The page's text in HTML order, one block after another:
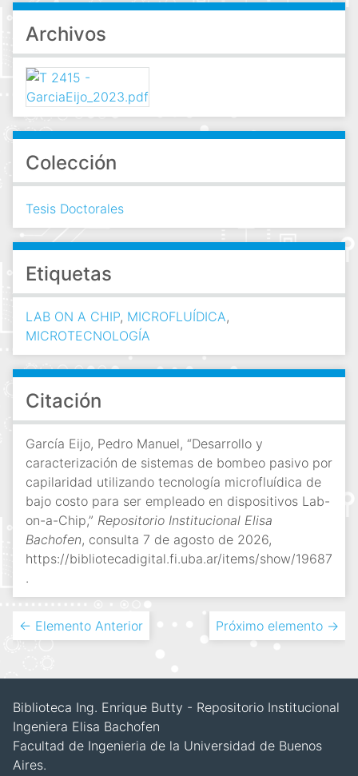
Archivos
Colección
Tesis Doctorales
Etiquetas
LAB ON A CHIP, MICROFLUÍDICA,
MICROTECNOLOGÍA
Citación
García Eijo, Pedro Manuel, “Desarrollo y
caracterización de sistemas de bombeo pasivo por
capilaridad utilizando tecnología microfluídica de
bajo costo para ser empleado en dispositivos Lab-
on-a-Chip,” Repositorio Institucional Elisa
Bachofen, consulta 7 de agosto de 2026,
https://bibliotecadigital.fi.uba.ar/items/show/19687
.
← Elemento Anterior Próximo elemento →
Biblioteca Ing. Enrique Butty - Repositorio Institucional
Ingeniera Elisa Bachofen
Facultad de Ingenieria de la Universidad de Buenos
Aires.